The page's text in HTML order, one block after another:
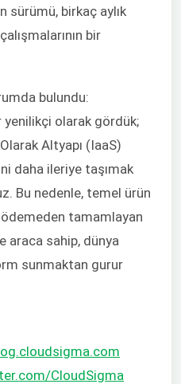
sürümü, birkaç aylık
bir
bulundu:
yenilikçi olarak gördük;
Altyapı (IaaS)
daha ileriye taşımak
Bu nedenle, temel ürün
tamamlayan
araca sahip, dünya
sunmaktan gurur
CloudSigma